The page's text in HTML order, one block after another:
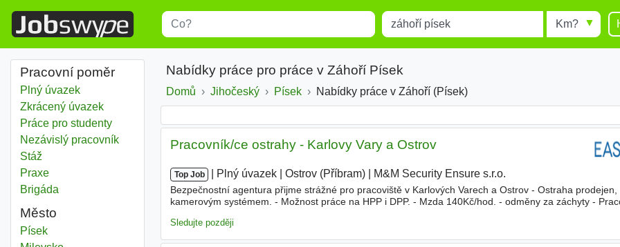
Title Místo Radius
Pracovní poměr
Plný úvazek
Zkrácený úvazek
Práce pro studenty
Nezávislý pracovník
Stáž
Praxe
Brigáda
Město
Písek
Nabídky práce pro práce v Záhoří Písek
Domů Jihočeský KrajPísek OkresNabídky práce v Záhoří (Písek)
Pracovník/ce ostrahy - Karlovy Vary a Ostrov
Top Job Plný úvazek Ostrov (Příbram) M&M Security Ensure s.r.o.
Bezpečnostní agentura přijme strážné pro pracoviště v Karlových Varech a Ostrov - Ostraha prodejen,
kamerovým systémem. - Možnost práce na HPP i DPP. - Mzda 140Kč/hod. - odměny za záchyty -
Sledujte později